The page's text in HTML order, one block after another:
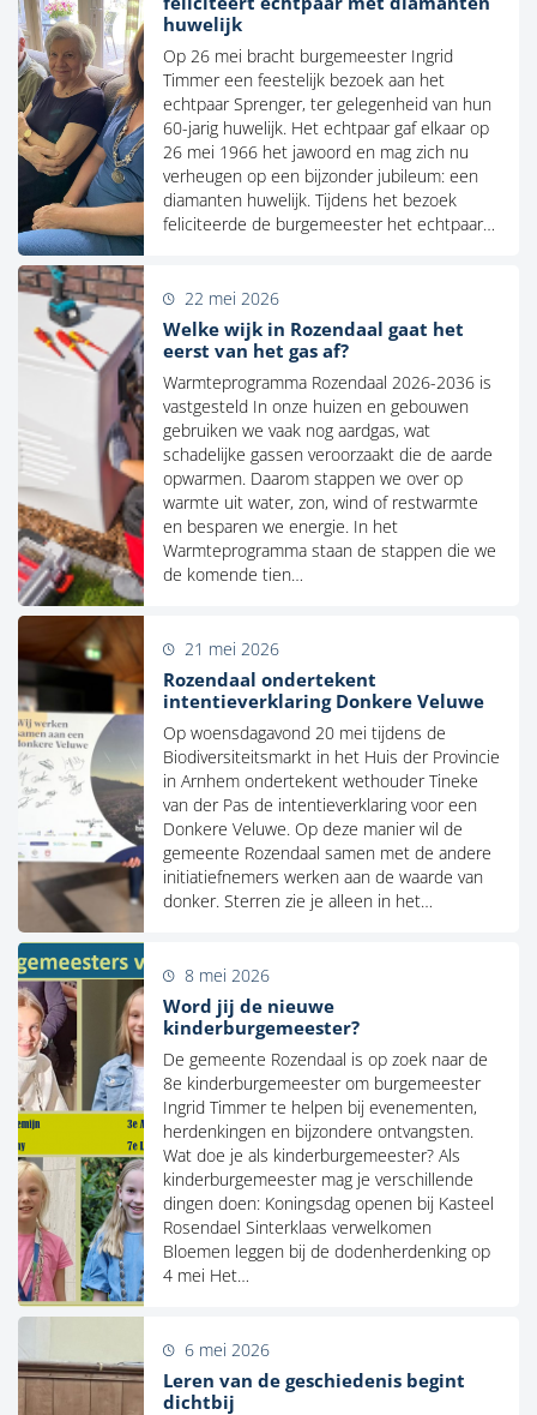
huwelijk
Op 26 mei bracht burgemeester Ingrid
Timmer een feestelijk bezoek aan het
echtpaar Sprenger, ter gelegenheid van hun
60-jarig huwelijk. Het echtpaar gaf elkaar op
26 mei 1966 het jawoord en mag zich nu
verheugen op een bijzonder jubileum: een
diamanten huwelijk. Tijdens het bezoek
feliciteerde de burgemeester het echtpaar…
Welke wijk in Rozendaal gaat het
eerst van het gas af?
22 mei 2026
Warmteprogramma Rozendaal 2026-2036 is
vastgesteld In onze huizen en gebouwen
gebruiken we vaak nog aardgas, wat
schadelijke gassen veroorzaakt die de aarde
opwarmen. Daarom stappen we over op
warmte uit water, zon, wind of restwarmte
en besparen we energie. In het
Warmteprogramma staan de stappen die we
de komende tien…
Rozendaal ondertekent
intentieverklaring Donkere Veluwe
21 mei 2026
Op woensdagavond 20 mei tijdens de
Biodiversiteitsmarkt in het Huis der Provincie
in Arnhem ondertekent wethouder Tineke
van der Pas de intentieverklaring voor een
Donkere Veluwe. Op deze manier wil de
gemeente Rozendaal samen met de andere
initiatiefnemers werken aan de waarde van
donker. Sterren zie je alleen in het…
Word jij de nieuwe
kinderburgemeester?
8 mei 2026
De gemeente Rozendaal is op zoek naar de
8e kinderburgemeester om burgemeester
Ingrid Timmer te helpen bij evenementen,
herdenkingen en bijzondere ontvangsten.
Wat doe je als kinderburgemeester? Als
kinderburgemeester mag je verschillende
dingen doen: Koningsdag openen bij Kasteel
Rosendael Sinterklaas verwelkomen
Bloemen leggen bij de dodenherdenking op
4 mei Het…
Leren van de geschiedenis begint
dichtbij
6 mei 2026